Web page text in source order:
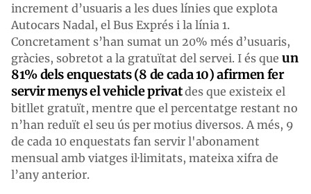
increment d’usuaris a les dues línies que explota
Autocars Nadal, el Bus Exprés i la línia 1.
Concretament s’han sumat un 20% més d’usuaris,
gràcies, sobretot a la gratuïtat del servei. I és que un
81% dels enquestats (8 de cada 10) afirmen fer
servir menys el vehicle privatdes que existeix el
bitllet gratuït, mentre que el percentatge restant no
n’han reduït el seu ús per motius diversos. A més, 9
de cada 10 enquestats fan servir l'abonament
mensual amb viatges il·limitats, mateixa xifra de
l’any anterior.